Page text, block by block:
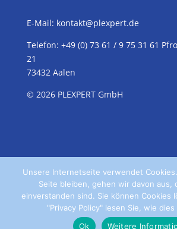
E-Mail: kontakt@plexpert.de
Telefon: +49 (0) 73 61 / 9 75 31 61
21
73432 Aalen
© 2026 PLEXPERTGmbH
Kontakt Datenschutz
Unsere Internetseite verwendet
Seite bleiben, gehen wir davon aus,
einverstanden sind. Sie können Cookies
"Privacy Policy" lesen Sie, wie
Ok
Weitere